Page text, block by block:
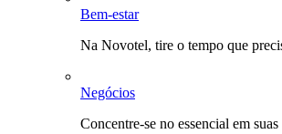
Bem-estar
Na Novotel, tire o tempo que
Negócios
Concentre-se no essencial em